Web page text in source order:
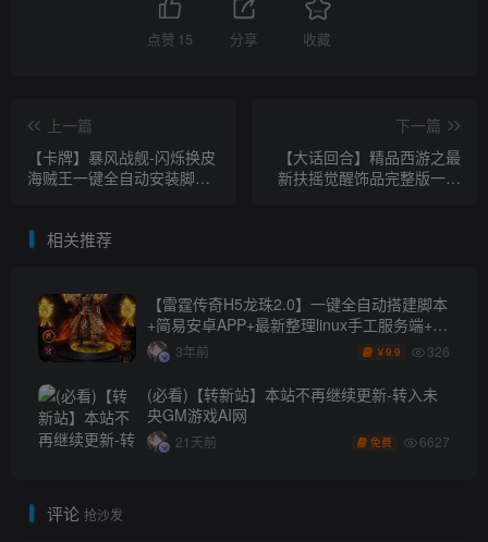
点赞 15 分享 收藏
上一篇
【卡牌】暴风战舰-闪烁换皮
海贼王一键全自动安装脚本
下一篇
【大话回合】精品西游之最
新扶摇觉醒饰品完整版一键
相关推荐
【雷霆传奇H5龙珠2.0】一键全自动搭建脚本
+简易安卓APP+最新整理linux手工服务端+多
区+跨服+运营GM工具+授权GM工具
3年前 ￥9.9 326
(必看)【转新站】本站不再继续更新-转入未
央GM游戏AI网
21天前 免费 6627
评论 抢沙发